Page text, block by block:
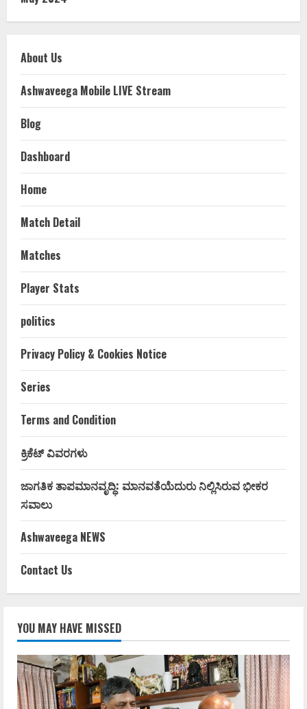
About Us
Ashwaveega Mobile LIVE Stream
Blog
Dashboard
Home
Match Detail
Matches
Player Stats
politics
Privacy Policy & Cookies Notice
Series
Terms and Condition
ಕ್ರಿಕೆಟ್ ವಿವರಗಳು
ಜಾಗತಿಕ ತಾಪಮಾನವೃದ್ಧಿ: ಮಾನವತೆಯೆದುರು ನಿಲ್ಲಿಸಿರುವ ಭೀಕರ
ಸವಾಲು
Ashwaveega NEWS
Contact Us
YOU MAY HAVE MISSED